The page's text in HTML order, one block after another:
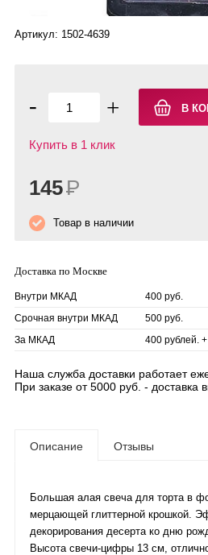
Артикул: 1502-4639
- +
Купить в 1 клик
145Р
Товар в наличии
Доставка по Москве
Внутри МКАД 400 руб.
Срочная внутри МКАД
500 руб.
За МКАД
400 рублей.
Наша служба доставки работает
При заказе от 5000 руб. - доставка
Описание Отзывы
Большая алая свеча для торта в
мерцающей глиттерной крошкой.
декорирования десерта ко дню
Высота свечи-цифры 13 см,